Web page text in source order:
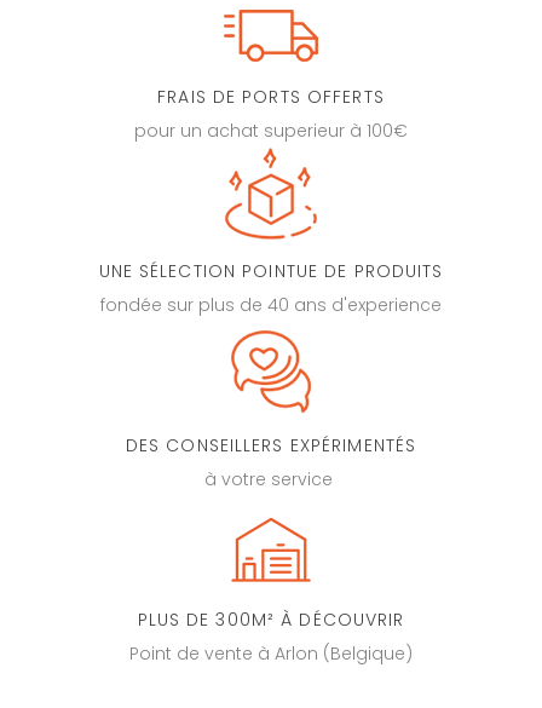
FRAIS DE PORTS OFFERTS
pour un achat superieur à 100€
UNE SÉLECTION POINTUE DE PRODUITS
fondée sur plus de 40 ans d'experience
DES CONSEILLERS EXPÉRIMENTÉS
à votre service
PLUS DE 300M² À DÉCOUVRIR
Point de vente à Arlon (Belgique)